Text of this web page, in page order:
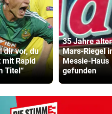
dir vor, du
mit Rapid
Titel“
35 Jahre alter
Mars-Riegel
Messie-Haus
gefunden